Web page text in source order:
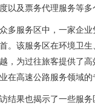
以及票务代理服务等多
多服务区中，一家企
。该服务区在环境卫
，为过往旅客提供了
在高速公路服务领域的
结果也揭示了一些服